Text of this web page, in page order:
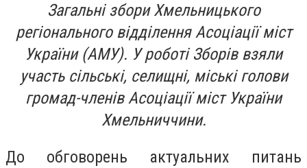
Загальні збори Хмельницького
регіонального відділення Асоціації міст
України (АМУ). У роботі Зборів взяли
участь сільські, селищні, міські голови
громад-членів Асоціації міст України
Хмельниччини.
До обговорень актуальних питань